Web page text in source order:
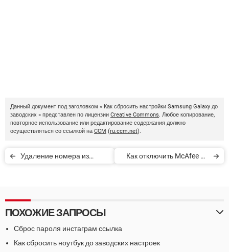
Данный документ под заголовком « Как сбросить настройки Samsung Galaxy до
заводских » представлен по лицензии Creative Commons. Любое копирование,
повторное использование или редактирование содержания должно
осуществляться со ссылкой на CCM (ru.ccm.net).
Удаление номера из
Как отключить McAfee на
ПОХОЖИЕ ЗАПРОСЫ
Сброс пароля инстаграм ссылка
Как сбросить ноутбук до заводских настроек